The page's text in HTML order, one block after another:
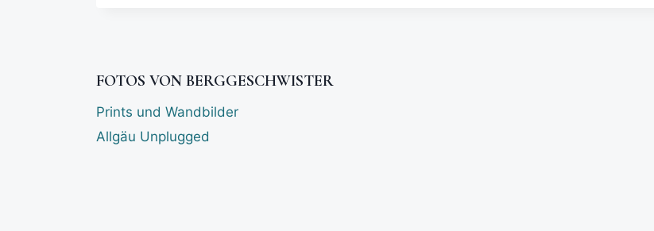
FOTOS VON BERGGESCHWISTER
Prints und Wandbilder
Allgäu Unplugged